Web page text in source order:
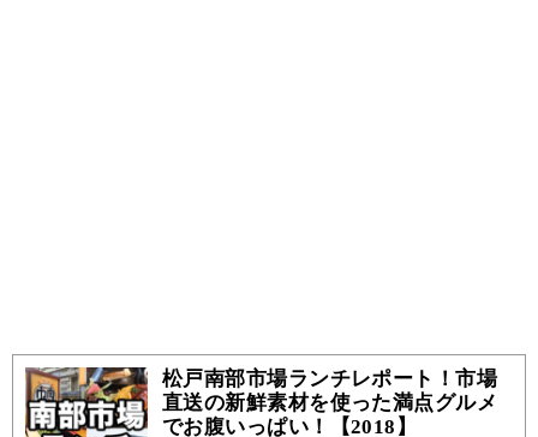
松戸南部市場ランチレポート！市場
直送の新鮮素材を使った満点グルメ
でお腹いっぱい！【2018】